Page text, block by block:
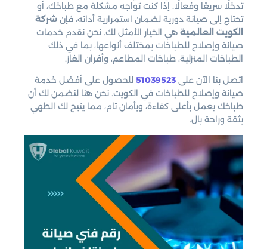
تدخلًا سريعًا وفعالًا. إذا كنت تواجه مشكلة مع طباخك، أو
تحتاج إلى صيانة دورية لضمان استمرارية أدائه، فإن شركة
الكويت العالمية هي الخيار الأمثل لك. نحن نقدم خدمات
صيانة وإصلاح للطباخات بمختلف أنواعها، بما في ذلك
الطباخات المنزلية، طباخات المطاعم، وأفران الغاز.
اتصل بنا الآن على 51039523 للحصول على أفضل خدمة
صيانة وإصلاح للطباخات في الكويت. نحن هنا لنضمن لك أن
طباخك يعمل بأعلى كفاءة، وبأمان تام، مما يتيح لك الطهي
بثقة وراحة بال.